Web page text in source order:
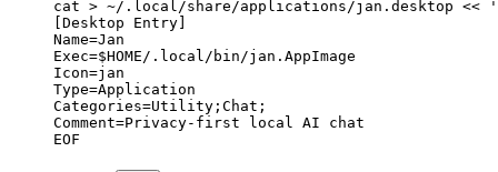
cat > ~/.local/share/applications/jan.desktop <<
[Desktop Entry]
Name=Jan
Exec=$HOME/.local/bin/jan.AppImage
Icon=jan
Type=Application
Categories=Utility;Chat;
Comment=Privacy-first local AI chat
EOF